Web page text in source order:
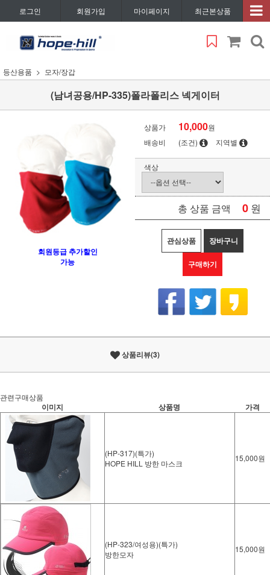
로그인 회원가입 마이페이지 최근본상품
등산용품 모자/장갑
(남녀공용/HP-335)폴라폴리스 넥게이터
회원등급 추가할인
가능
상품가 10,000원
배송비
(조건) 지역별
색상
총 상품 금액 0 원
관심상품 장바구니
구매하기
상품리뷰(3)
관련구매상품
이미지 상품명 가격
(HP-317)(특가)
HOPE HILL 방한 마스크
15,000원
(HP-323/여성용)(특가)
방한모자
15,000원